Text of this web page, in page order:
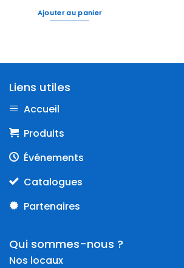
Ajouter au panier
Liens utiles
Accueil
Produits
Événements
Catalogues
Partenaires
Qui sommes-nous ?
Nos locaux